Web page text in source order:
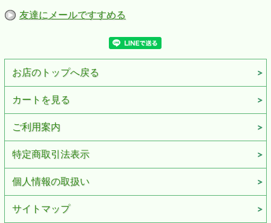
友達にメールですすめる
お店のトップへ戻る
カートを見る
ご利用案内
特定商取引法表示
個人情報の取扱い
サイトマップ